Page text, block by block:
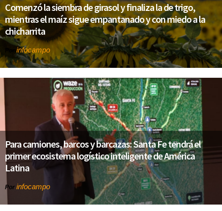
Comenzó la siembra de girasol y finaliza la de trigo,
mientras el maíz sigue empantanado y con miedo a la
chicharrita
infocampo
Para camiones, barcos y barcazas: Santa Fe tendrá el
primer ecosistema logístico inteligente de América
Latina
Por infocampo